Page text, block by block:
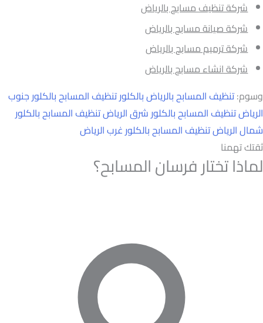
شركة تنظيف مسابح بالرياض
شركة صيانة مسابح بالرياض
شركة ترميم مسابح بالرياض
شركة انشاء مسابح بالرياض
وسوم:تنظيف المسابح بالرياض بالكلورتنظيف المسابح بالكلور جنوب
الرياضتنظيف المسابح بالكلور شرق الرياضتنظيف المسابح بالكلور
شمال الرياضتنظيف المسابح بالكلور غرب الرياض
ثقتك تهمنا
لماذا تختار فرسان المسابح؟